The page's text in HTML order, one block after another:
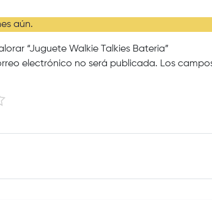
aún.
“Juguete Walkie Talkies Bateria”
electrónico no será publicada. Los